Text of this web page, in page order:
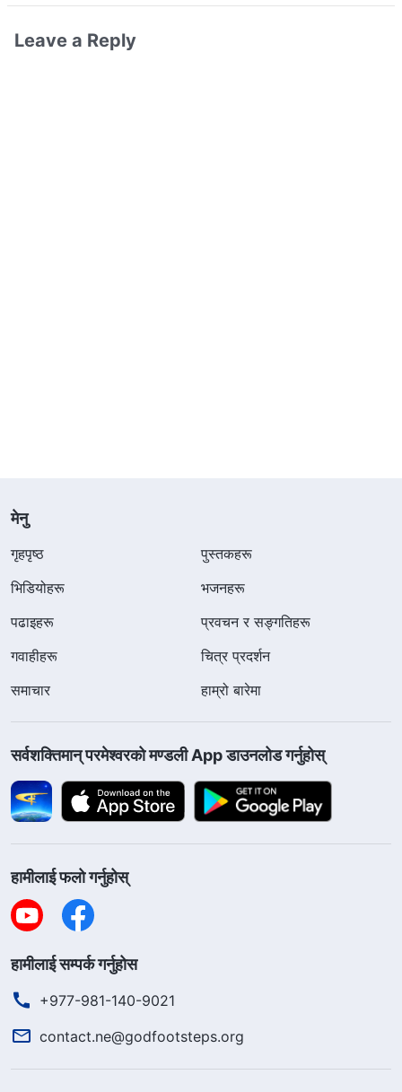
Leave a Reply
मेनु
गृहपृष्ठ
पुस्तकहरू
भिडियोहरू
भजनहरू
पढाइहरू
प्रवचन र सङ्गतिहरू
गवाहीहरू
चित्र प्रदर्शन
समाचार
हाम्रो बारेमा
सर्वशक्तिमान्‌ परमेश्‍वरको मण्डली App डाउनलोड गर्नुहोस्
हामीलाई फलो गर्नुहोस्
हामीलाई सम्पर्क गर्नुहोस
+977-981-140-9021
contact.ne@godfootsteps.org